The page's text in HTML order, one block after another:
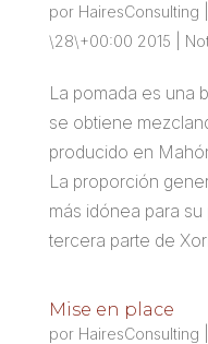
por HairesConsulting
\28\+00:00 2015
La pomada es una
se obtiene
producido en
La proporción
más idónea para
tercera parte de
Mise en place
por HairesConsulting